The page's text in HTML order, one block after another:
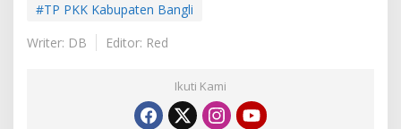
#TP PKK Kabupaten Bangli
Writer: DB
Editor: Red
Ikuti Kami